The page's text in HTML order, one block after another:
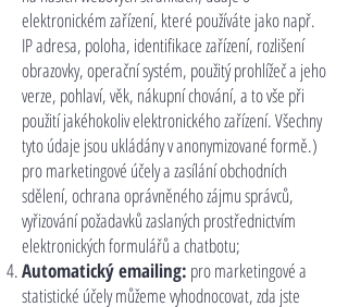
elektronickém zařízení, které používáte jako např.
IP adresa, poloha, identifikace zařízení, rozlišení
obrazovky, operační systém, použitý prohlížeč a jeho
verze, pohlaví, věk, nákupní chování, a to vše při
použití jakéhokoliv elektronického zařízení. Všechny
tyto údaje jsou ukládány v anonymizované formě.)
pro marketingové účely a zasílání obchodních
sdělení, ochrana oprávněného zájmu správců,
vyřizování požadavků zaslaných prostřednictvím
elektronických formulářů a chatbotu;
Automatický emailing: pro marketingové a
statistické účely můžeme vyhodnocovat, zda jste